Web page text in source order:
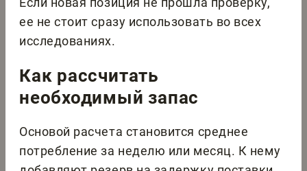
ее не стоит сразу использовать во всех
исследованиях.
Как рассчитать
необходимый запас
Основой расчета становится среднее
потребление за неделю или месяц. К нему